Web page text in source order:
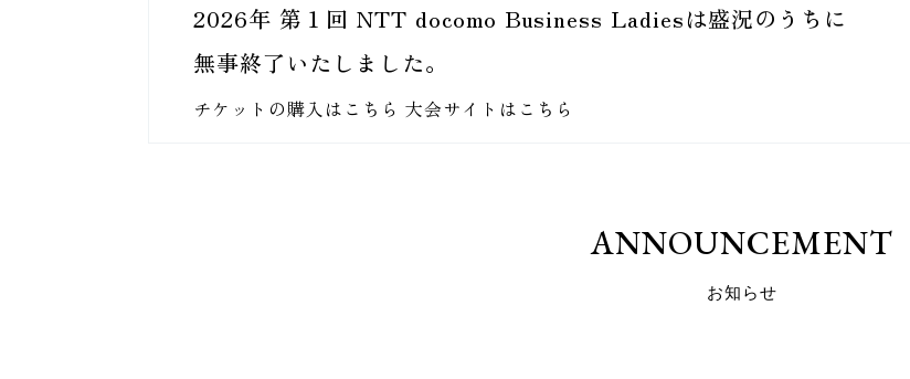
2026年 第１回 NTT docomo Business Ladiesは盛況のうちに
無事終了いたしました。
チケットの購入はこちら 大会サイトはこちら
ANNOUNCEMENT
お知 らせ